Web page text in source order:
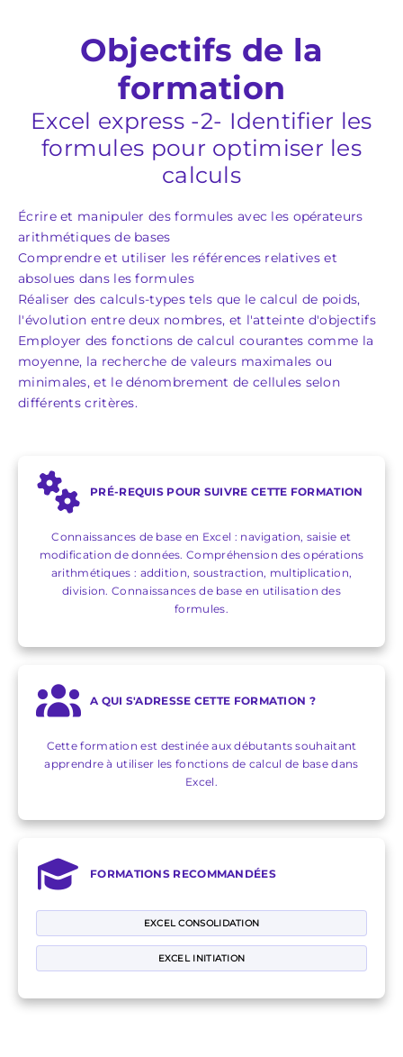
Objectifs de la
formation
Excel express -2- Identifier les
formules pour optimiser les
calculs
Écrire et manipuler des formules avec les opérateurs
arithmétiques de bases
Comprendre et utiliser les références relatives et
absolues dans les formules
Réaliser des calculs-types tels que le calcul de poids,
l'évolution entre deux nombres, et l'atteinte d'objectifs
Employer des fonctions de calcul courantes comme la
moyenne, la recherche de valeurs maximales ou
minimales, et le dénombrement de cellules selon
différents critères.
PRÉ-REQUIS POUR SUIVRE CETTE FORMATION
Connaissances de base en Excel : navigation, saisie et
modification de données. Compréhension des opérations
arithmétiques : addition, soustraction, multiplication,
division. Connaissances de base en utilisation des
formules.
A QUI S'ADRESSE CETTE FORMATION ?
Cette formation est destinée aux débutants souhaitant
apprendre à utiliser les fonctions de calcul de base dans
Excel.
FORMATIONS RECOMMANDÉES
EXCEL CONSOLIDATION
EXCEL INITIATION